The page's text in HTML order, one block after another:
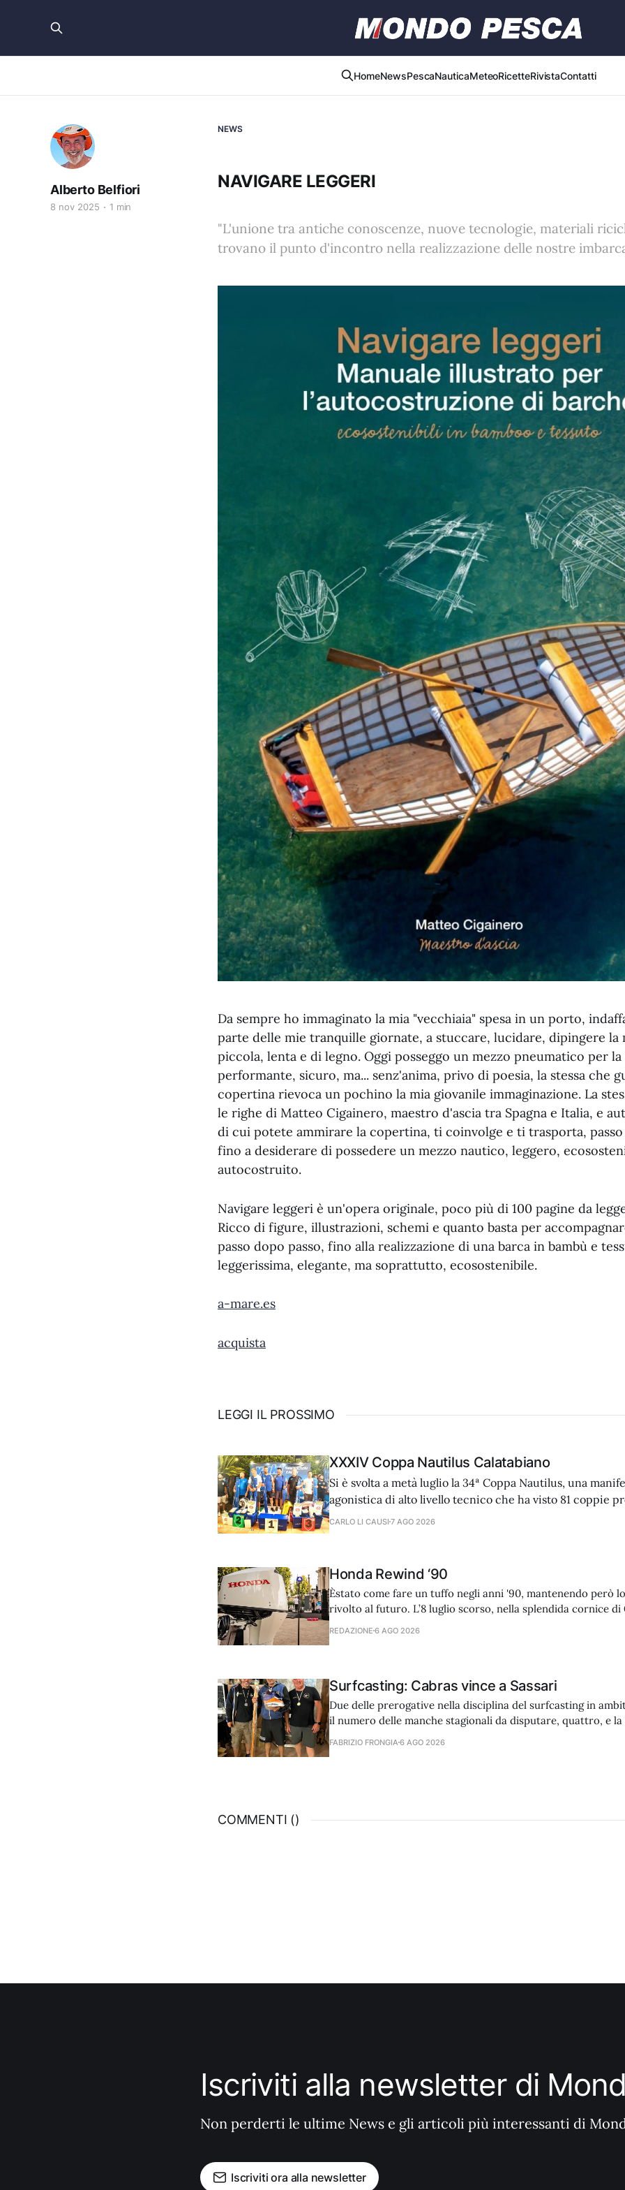
HomeNewsPescaNauticaMeteoRicetteRivistaContatti
NEWS
NAVIGARE LEGGERI
Alberto Belfiori
8 nov 2025 1 min
"L'unione tra antiche conoscenze, nuove tecnologie, materiali
trovano il punto d'incontro nella realizzazione delle nostre
Da sempre ho immaginato la mia "vecchiaia" spesa in un porto,
parte delle mie tranquille giornate, a stuccare, lucidare, dipingere la
piccola, lenta e di legno. Oggi posseggo un mezzo pneumatico per la
performante, sicuro, ma... senz'anima, privo di poesia, la stessa che
copertina rievoca un pochino la mia giovanile immaginazione. La
le righe di Matteo Cigainero, maestro d'ascia tra Spagna e Italia, e
di cui potete ammirare la copertina, ti coinvolge e ti trasporta, passo
fino a desiderare di possedere un mezzo nautico, leggero,
autocostruito.
Navigare leggeri è un'opera originale, poco più di 100 pagine da
Ricco di figure, illustrazioni, schemi e quanto basta per
passo dopo passo, fino alla realizzazione di una barca in bambù e
leggerissima, elegante, ma soprattutto, ecosostenibile.
a-mare.es
acquista
LEGGI IL PROSSIMO
XXXIV Coppa Nautilus Calatabiano
Si è svolta a metà luglio la 34ª Coppa Nautilus, una
agonistica di alto livello tecnico che ha visto 81 coppie
diverse regioni d'Italia e dall'estero, cimentarsi in una
CARLO LI CAUSI 7 AGO 2026
Honda Rewind ‘90
Èstato come fare un tuffo negli anni '90, mantenendo però
rivolto al futuro. L’8 luglio scorso, nella splendida cornice di
REDAZIONE 6 AGO 2026
Surfcasting: Cabras vince a Sassari
Due delle prerogative nella disciplina del surfcasting in
il numero delle manche stagionali da disputare, quattro, e
FABRIZIO FRONGIA6 AGO 2026
COMMENTI ()
Iscriviti alla newsletter di
Non perderti le ultime News e gli articoli più interessanti di
Iscriviti ora alla newsletter